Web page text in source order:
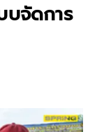
บจัดการ